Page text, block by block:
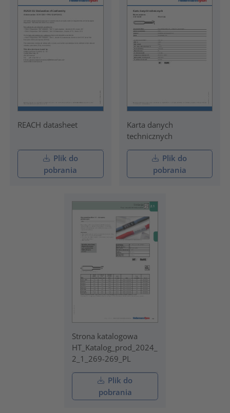
REACH datasheet
Plik do
pobrania
Karta danych
technicznych
Plik do
pobrania
Strona katalogowa
HT_Katalog_prod_2024_
2_1_269-269_PL
Plik do
pobrania